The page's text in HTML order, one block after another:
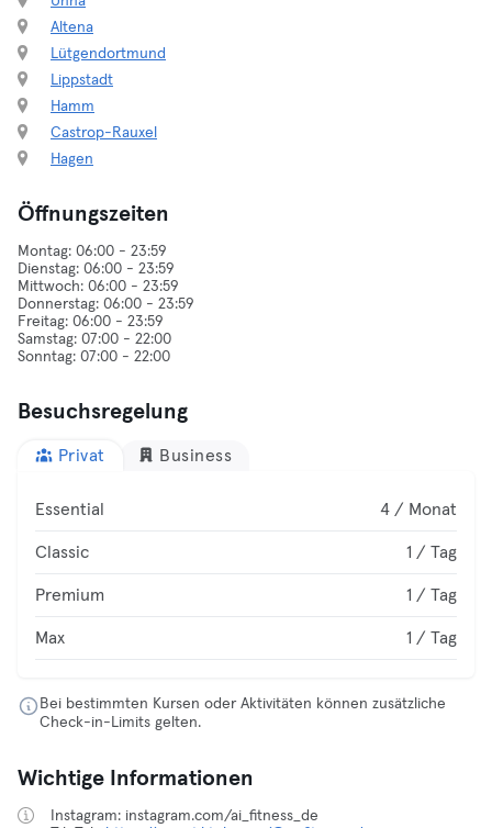
Altena
Lütgendortmund
Lippstadt
Hamm
Castrop-Rauxel
Hagen
Öffnungszeiten
Montag: 06:00 - 23:59
Dienstag: 06:00 - 23:59
Mittwoch: 06:00 - 23:59
Donnerstag: 06:00 - 23:59
Freitag: 06:00 - 23:59
Samstag: 07:00 - 22:00
Besuchsregelung
Privat Business
Essential 4 / Monat
Classic 1 / Tag
Premium 1 / Tag
Max 1 / Tag
Bei bestimmten Kursen oder Aktivitäten können zusätzliche
Check-in-Limits gelten.
Wichtige Informationen
Instagram: instagram.com/ai_fitness_de